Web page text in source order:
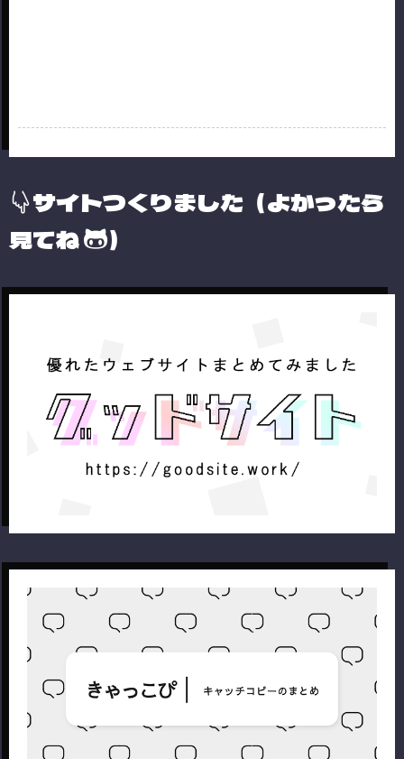
サイトつくりました（よかったら
見てね
）